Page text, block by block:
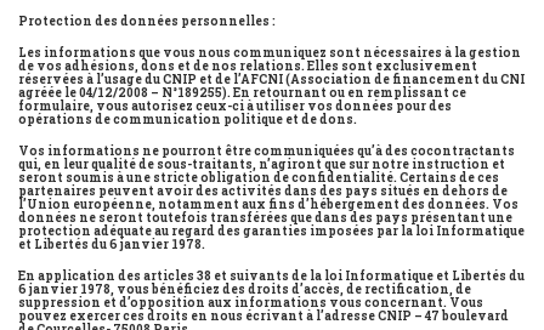
Protection des données personnelles :
Les informations que vous nous communiquez sont nécessaires à la gestion
de vos adhésions, dons et de nos relations. Elles sont exclusivement
réservées à l’usage du CNIP et de l’AFCNI (Association de financement du CNI
agréée le 04/12/2008 – N°189255). En retournant ou en remplissant ce
formulaire, vous autorisez ceux-ci à utiliser vos données pour des
opérations de communication politique et de dons.
Vos informations ne pourront être communiquées qu’à des cocontractants
qui, en leur qualité de sous-traitants, n’agiront que sur notre instruction et
seront soumis à une stricte obligation de confidentialité. Certains de ces
partenaires peuvent avoir des activités dans des pays situés en dehors de
l’Union européenne, notamment aux fins d’hébergement des données. Vos
données ne seront toutefois transférées que dans des pays présentant une
protection adéquate au regard des garanties imposées par la loi Informatique
et Libertés du 6 janvier 1978.
En application des articles 38 et suivants de la loi Informatique et Libertés du
6 janvier 1978, vous bénéficiez des droits d’accès, de rectification, de
suppression et d’opposition aux informations vous concernant. Vous
pouvez exercer ces droits en nous écrivant à l’adresse CNIP – 47 boulevard